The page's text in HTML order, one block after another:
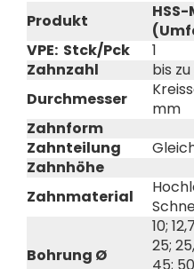
Produkt
VPE: Stck/Pck
1
Zahnzahl
bis
Durchmesser
mm
Zahnform
Zahnteilung
Zahnhöhe
Zahnmaterial
Bohrung Ø
10;
25;